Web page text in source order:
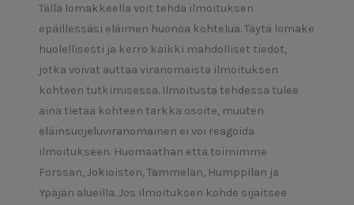
Tällä lomakkeella voit tehdä ilmoituksen
epäillessäsi eläimen huonoa kohtelua. Täytä lomake
huolellisesti ja kerro kaikki mahdolliset tiedot,
jotka voivat auttaa viranomaista ilmoituksen
kohteen tutkimisessa. Ilmoitusta tehdessä tulee
aina tietää kohteen tarkka osoite, muuten
eläinsuojeluviranomainen ei voi reagoida
ilmoitukseen. Huomaathan että toimimme
Forssan, Jokioisten, Tammelan, Humppilan ja
Ypäjän alueilla. Jos ilmoituksen kohde sijaitsee